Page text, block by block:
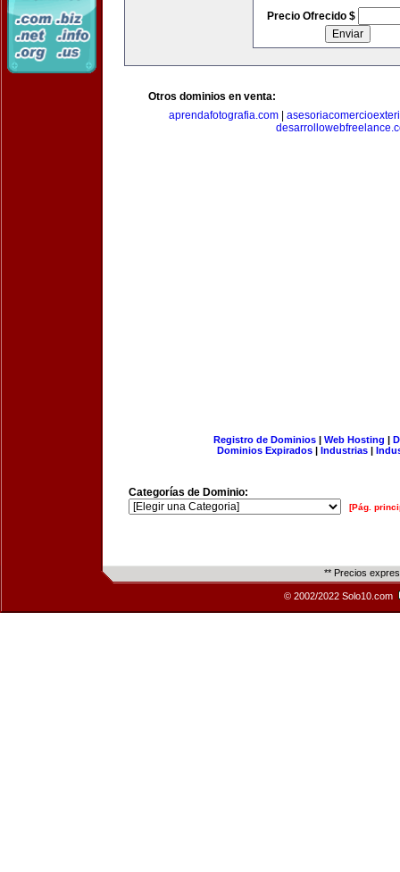
Precio Ofrecido $
Otros dominios en venta:
aprendafotografia.com
Registro de Dominios| Web Hosting |
Dominios Expirados | Industrias |
Categorías de Dominio:
[Pág.
** Precios
© 2002/2022 Solo10.com